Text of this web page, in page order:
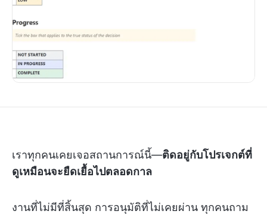
เราทุกคนเคยเจอสถานการณ์นี้—ติดอยู่กับโปรเจกต์ที่
ดูเหมือนจะยืดเยื้อไปตลอดกาล
งานที่ไม่มีที่สิ้นสุด การอนุมัติที่ไม่เคยผ่าน ทุกคนถาม